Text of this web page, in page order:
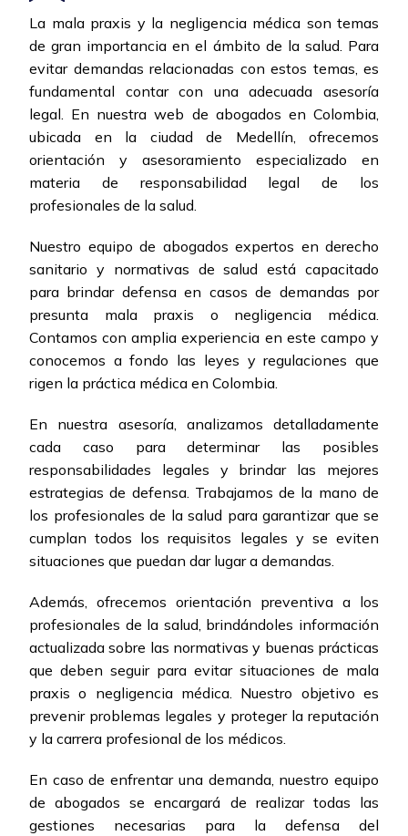
La mala praxis y la negligencia médica son temas
de gran importancia en el ámbito de la salud. Para
evitar demandas relacionadas con estos temas, es
fundamental contar con una adecuada asesoría
legal. En nuestra web de abogados en Colombia,
ubicada en la ciudad de Medellín, ofrecemos
orientación y asesoramiento especializado en
materia de responsabilidad legal de los
profesionales de la salud.
Nuestro equipo de abogados expertos en derecho
sanitario y normativas de salud está capacitado
para brindar defensa en casos de demandas por
presunta mala praxis o negligencia médica.
Contamos con amplia experiencia en este campo y
conocemos a fondo las leyes y regulaciones que
rigen la práctica médica en Colombia.
En nuestra asesoría, analizamos detalladamente
cada caso para determinar las posibles
responsabilidades legales y brindar las mejores
estrategias de defensa. Trabajamos de la mano de
los profesionales de la salud para garantizar que se
cumplan todos los requisitos legales y se eviten
situaciones que puedan dar lugar a demandas.
Además, ofrecemos orientación preventiva a los
profesionales de la salud, brindándoles información
actualizada sobre las normativas y buenas prácticas
que deben seguir para evitar situaciones de mala
praxis o negligencia médica. Nuestro objetivo es
prevenir problemas legales y proteger la reputación
y la carrera profesional de los médicos.
En caso de enfrentar una demanda, nuestro equipo
de abogados se encargará de realizar todas las
gestiones necesarias para la defensa del